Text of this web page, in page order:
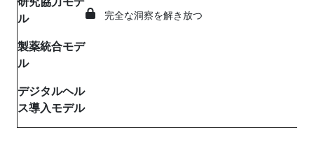
完全な洞察を解き放つ
ル
製薬統合モデ
ル
デジタルヘル
ス導入モデル